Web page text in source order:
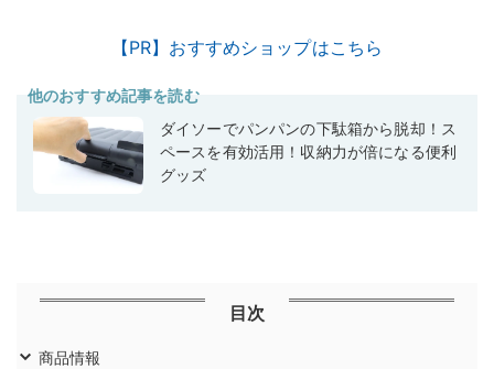
【PR】おすすめショップはこちら
他のおすすめ記事を読む
ダイソーでパンパンの下駄箱から脱却！ス
ペースを有効活用！収納力が倍になる便利
グッズ
目次
商品情報